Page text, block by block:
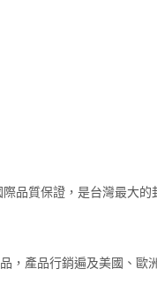
品質保證，是台灣最大的
，產品行銷遍及美國、歐